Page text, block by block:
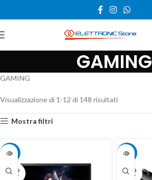
GAMING
GAMING
Visualizzazione di 1-12 di 148 risultati
Mostra filtri
-13%
SOLD
OUT
-15%
SOLD
OUT